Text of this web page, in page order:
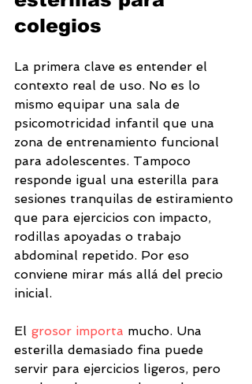
colegios
La primera clave es entender el
contexto real de uso. No es lo
mismo equipar una sala de
psicomotricidad infantil que una
zona de entrenamiento funcional
para adolescentes. Tampoco
responde igual una esterilla para
sesiones tranquilas de estiramiento
que para ejercicios con impacto,
rodillas apoyadas o trabajo
abdominal repetido. Por eso
conviene mirar más allá del precio
inicial.
El grosor importa mucho. Una
esterilla demasiado fina puede
servir para ejercicios ligeros, pero